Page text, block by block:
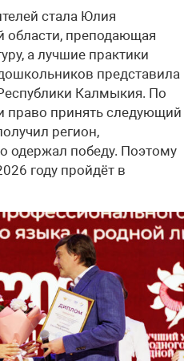
стала Юлия
области, преподающая
а лучшие практики
представила
Калмыкия. По
право принять следующий
регион,
одержал победу. Поэтому
году пройдёт в